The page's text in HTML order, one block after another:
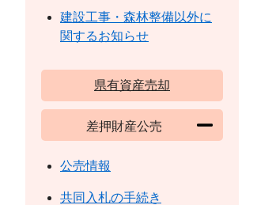
建設工事・森林整備以外に
関するお知らせ
県有資産売却
差押財産公売
公売情報
共同入札の手続き